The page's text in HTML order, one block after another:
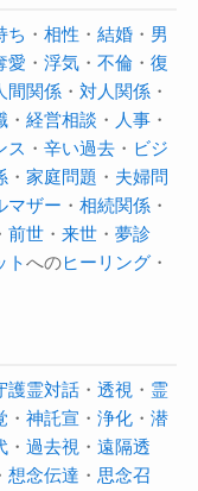
ち ・ 相性 ・ 結婚・ 男
愛 ・ 浮気・ 不倫・ 復
間関係・ 対人関係・
・ 経営相談 ・ 人事・
ス ・ 辛い過去・ ビジ
・ 家庭問題 ・ 夫婦問
マザー ・ 相続関係・
前世・ 来世・ 夢診
トへのヒーリング・
護霊対話・ 透視 ・ 霊
・ 神託宣 ・ 浄化・ 潜
・ 過去視 ・ 遠隔透
想念伝達 ・ 思念召